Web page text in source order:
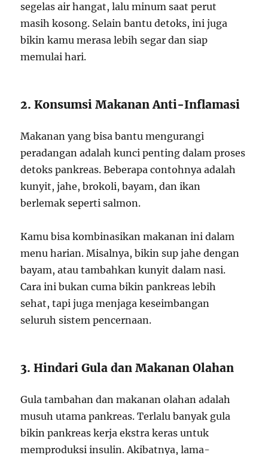
segelas air hangat, lalu minum saat perut
masih kosong. Selain bantu detoks, ini juga
bikin kamu merasa lebih segar dan siap
memulai hari.
2. Konsumsi Makanan Anti-Inflamasi
Makanan yang bisa bantu mengurangi
peradangan adalah kunci penting dalam proses
detoks pankreas. Beberapa contohnya adalah
kunyit, jahe, brokoli, bayam, dan ikan
berlemak seperti salmon.
Kamu bisa kombinasikan makanan ini dalam
menu harian. Misalnya, bikin sup jahe dengan
bayam, atau tambahkan kunyit dalam nasi.
Cara ini bukan cuma bikin pankreas lebih
sehat, tapi juga menjaga keseimbangan
seluruh sistem pencernaan.
3. Hindari Gula dan Makanan Olahan
Gula tambahan dan makanan olahan adalah
musuh utama pankreas. Terlalu banyak gula
bikin pankreas kerja ekstra keras untuk
memproduksi insulin. Akibatnya, lama-